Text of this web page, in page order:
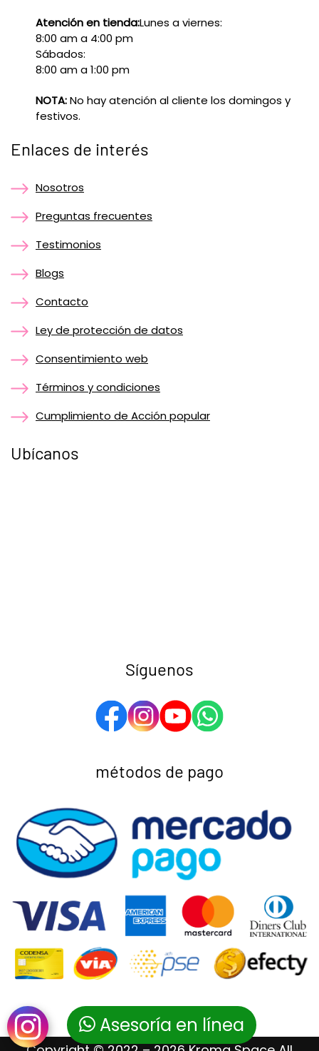
Asesoría en línea
Atención en tienda:Lunes a viernes:
8:00 am a 4:00 pm
Sábados:
8:00 am a 1:00 pm
NOTA:No hay atención al cliente los domingos y
festivos.
Enlaces de interés
Nosotros
Preguntas frecuentes
Testimonios
Blogs
Contacto
Ley de protección de datos
Consentimiento web
Términos y condiciones
Cumplimiento de Acción popular
Ubícanos
Síguenos
métodos de pago